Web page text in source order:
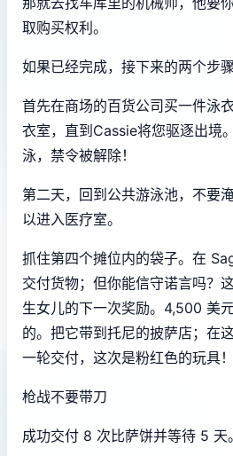
取购买权利。
如果已经完成，接下来的两个步骤
首先在商场的百货公司买一件泳
衣室，直到Cassie将您驱逐出境
泳，禁令被解除！
第二天，回到公共游泳池，不要
以进入医疗室。
抓住第四个摊位内的袋子。在
交付货物；但你能信守诺言吗？
生女儿的下一次奖励。4,500 美
的。把它带到托尼的披萨店；在
一轮交付，这次是粉红色的玩具！
枪战不要带刀
成功交付 8 次比萨饼并等待 5 天。